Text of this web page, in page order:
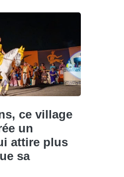
ce village
un
attire plus
sa